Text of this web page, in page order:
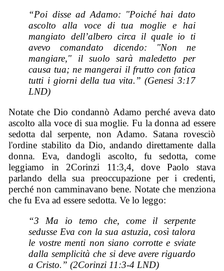
“Poi disse ad Adamo: "Poiché hai dato
ascolto alla voce di tua moglie e hai
mangiato dell’albero circa il quale io ti
avevo comandato dicendo: "Non ne
mangiare," il suolo sarà maledetto per
causa tua; ne mangerai il frutto con fatica
tutti i giorni della tua vita.” (Genesi 3:17
LND)
Notate che Dio condannò Adamo perché aveva dato
ascolto alla voce di sua moglie. Fu la donna ad essere
sedotta dal serpente, non Adamo. Satana rovesciò
l'ordine stabilito da Dio, andando direttamente dalla
donna. Eva, dandogli ascolto, fu sedotta, come
leggiamo in 2Corinzi 11:3,4, dove Paolo stava
parlando della sua preoccupazione per i credenti,
perché non camminavano bene. Notate che menziona
che fu Eva ad essere sedotta. Ve lo leggo:
“3 Ma io temo che, come il serpente
sedusse Eva con la sua astuzia, così talora
le vostre menti non siano corrotte e sviate
dalla semplicità che si deve avere riguardo
a Cristo.” (2Corinzi 11:3-4 LND)